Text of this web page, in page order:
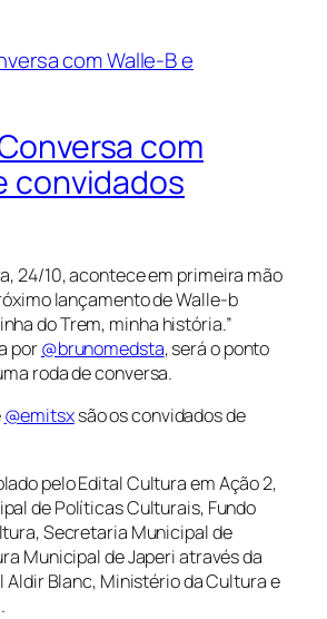
com
convidados
24/10, acontece em primeira mão
lançamento de Walle-b
do Trem, minha história.”
por@brunomedsta, será o ponto
roda de conversa.
@emitsxsão os convidados de
pelo Edital Cultura em Ação 2,
de Políticas Culturais, Fundo
Secretaria Municipal de
Municipal de Japeri através da
Aldir Blanc, Ministério da Cultura e